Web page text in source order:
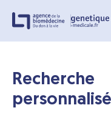
Recherche